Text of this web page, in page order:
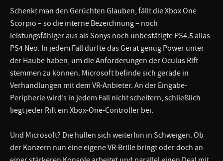
Schenkt man den Gerüchten Glauben, fällt die Xbox One
Scorpio – so die interne Bezeichnung – noch
leistungsfähiger aus als Sonys noch unbestätigte PS4.5 alias
PS4 Neo. In jedem Fall dürfte das Gerät genug Power unter
der Haube haben, um die Anforderungen der Oculus Rift
stemmen zu können. Microsoft befinde sich gerade in
Verhandlungen mit dem VR-Anbieter. An der Eingabe-
Peripherie wird’s in jedem Fall nicht scheitern, schließlich
liegt jeder Rift ein Xbox-One-Controller bei.
Und Microsoft? Die hüllen sich weiterhin in Schweigen. Ob
der Konzern nun eine eigene VR-Brille bringt oder doch an